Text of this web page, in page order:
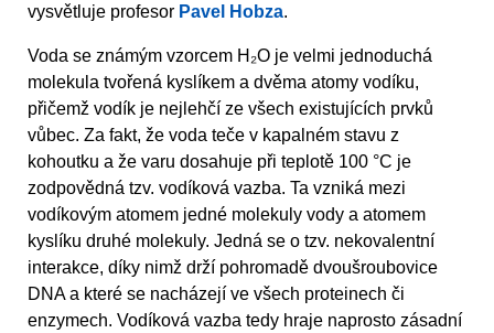
vysvětluje profesor Pavel Hobza.
Voda se známým vzorcem H₂O je velmi jednoduchá
molekula tvořená kyslíkem a dvěma atomy vodíku,
přičemž vodík je nejlehčí ze všech existujících prvků
vůbec. Za fakt, že voda teče v kapalném stavu z
kohoutku a že varu dosahuje při teplotě 100 °C je
zodpovědná tzv. vodíková vazba. Ta vzniká mezi
vodíkovým atomem jedné molekuly vody a atomem
kyslíku druhé molekuly. Jedná se o tzv. nekovalentní
interakce, díky nimž drží pohromadě dvoušroubovice
DNA a které se nacházejí ve všech proteinech či
enzymech. Vodíková vazba tedy hraje naprosto zásadní